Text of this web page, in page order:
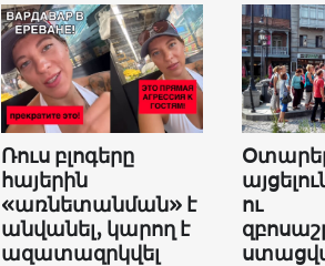
Ռուս բլոգերը
հայերին
«առնետանման» է
անվանել, կարող է
ազատազրկվել
ու